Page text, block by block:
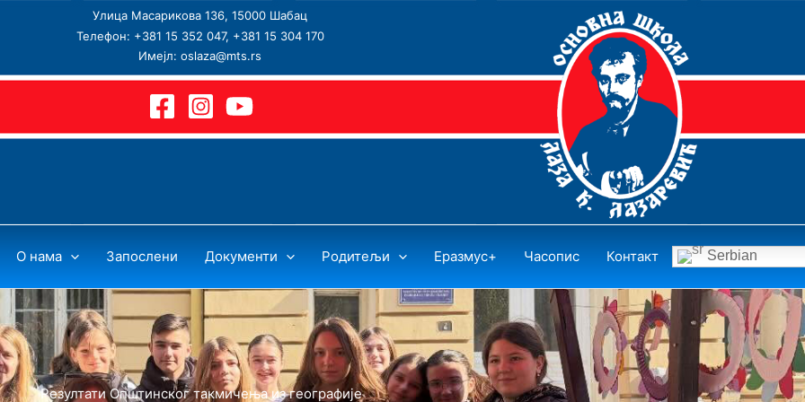
Улица Масарикова 136, 15000 Шабац
Телефон: +381 15 352 047, +381 15 304 170
Имејл: oslaza@mts.rs
О нама Запослени Документи Родитељи Еразмус+ Часопис Контакт Serbian
Резултати Општинског такмичења из географије